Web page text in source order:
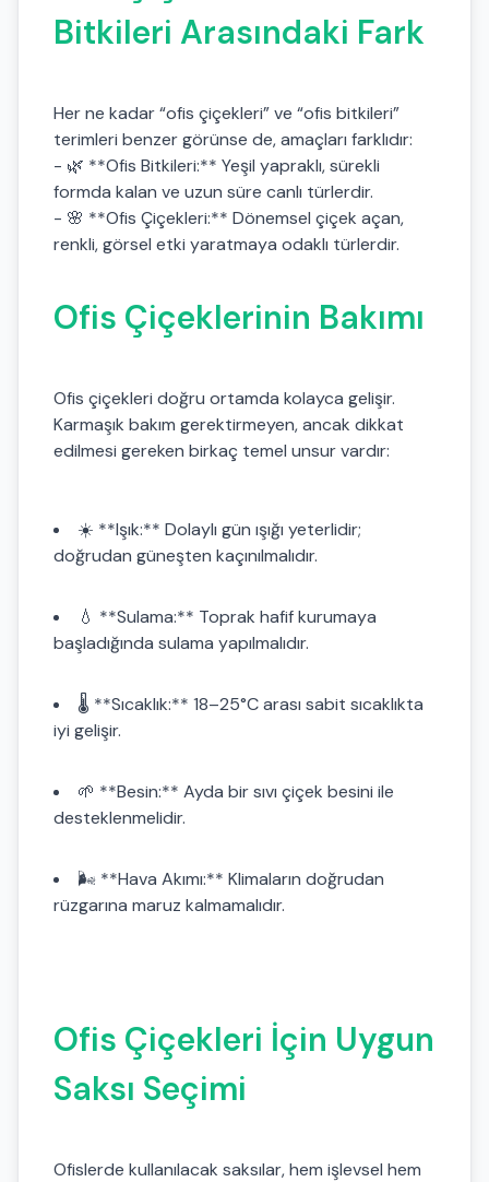
Bitkileri Arasındaki Fark
Her ne kadar “ofis çiçekleri” ve “ofis bitkileri”
terimleri benzer görünse de, amaçları farklıdır:
- 🌿 **Ofis Bitkileri:** Yeşil yapraklı, sürekli
formda kalan ve uzun süre canlı türlerdir.
- 🌸 **Ofis Çiçekleri:** Dönemsel çiçek açan,
renkli, görsel etki yaratmaya odaklı türlerdir.
Ofis Çiçeklerinin Bakımı
Ofis çiçekleri doğru ortamda kolayca gelişir.
Karmaşık bakım gerektirmeyen, ancak dikkat
edilmesi gereken birkaç temel unsur vardır:
☀️ **Işık:** Dolaylı gün ışığı yeterlidir;
doğrudan güneşten kaçınılmalıdır.
💧 **Sulama:** Toprak hafif kurumaya
başladığında sulama yapılmalıdır.
🌡️ **Sıcaklık:** 18–25°C arası sabit sıcaklıkta
iyi gelişir.
🌱 **Besin:** Ayda bir sıvı çiçek besini ile
desteklenmelidir.
🌬️ **Hava Akımı:** Klimaların doğrudan
rüzgarına maruz kalmamalıdır.
Ofis Çiçekleri İçin Uygun
Saksı Seçimi
Ofislerde kullanılacak saksılar, hem işlevsel hem